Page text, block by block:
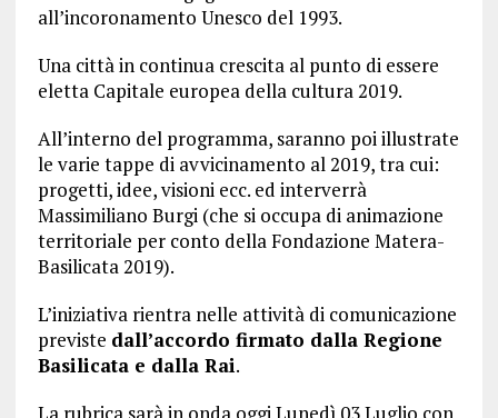
all’incoronamento Unesco del 1993.
Una città in continua crescita al punto di essere
eletta Capitale europea della cultura 2019.
All’interno del programma, saranno poi illustrate
le varie tappe di avvicinamento al 2019, tra cui:
progetti, idee, visioni ecc. ed interverrà
Massimiliano Burgi (che si occupa di animazione
territoriale per conto della Fondazione Matera-
Basilicata 2019).
L’iniziativa rientra nelle attività di comunicazione
previste dall’accordo firmato dalla Regione
Basilicata e dalla Rai.